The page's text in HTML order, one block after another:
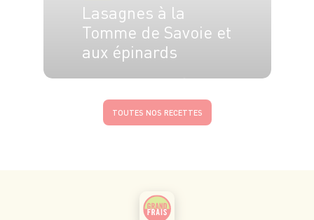
Lasagnes à la
Tomme de Savoie et
aux épinards
TOUTES NOS RECETTES